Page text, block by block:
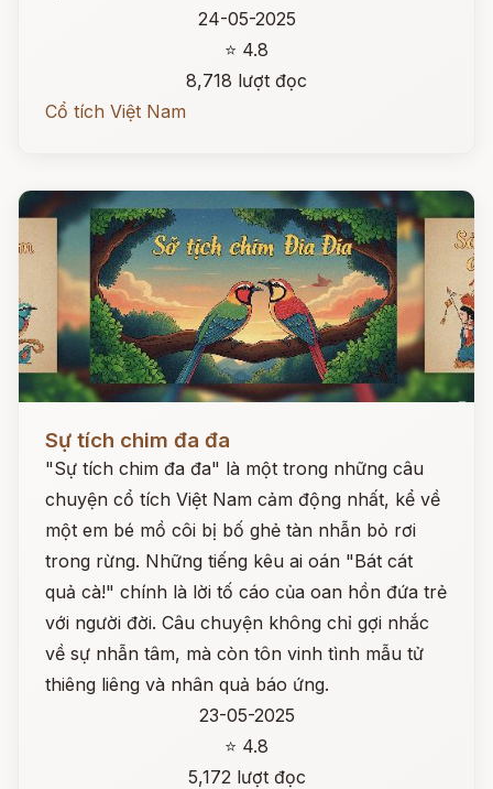
24-05-2025
⭐ 4.8
8,718 lượt đọc
Cổ tích Việt Nam
Sự tích chim đa đa
"Sự tích chim đa đa" là một trong những câu
chuyện cổ tích Việt Nam cảm động nhất, kể về
một em bé mồ côi bị bố ghẻ tàn nhẫn bỏ rơi
trong rừng. Những tiếng kêu ai oán "Bát cát
quả cà!" chính là lời tố cáo của oan hồn đứa trẻ
với người đời. Câu chuyện không chỉ gợi nhắc
về sự nhẫn tâm, mà còn tôn vinh tình mẫu tử
thiêng liêng và nhân quả báo ứng.
23-05-2025
⭐ 4.8
5,172 lượt đọc